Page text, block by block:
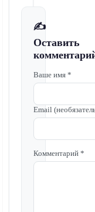
✍️
Оставить
Ваше имя *
Email
Комментарий *